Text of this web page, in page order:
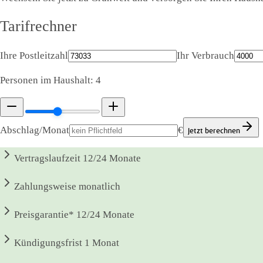
Tarifrechner
Ihre Postleitzahl Ihr Verbrauch
Personen im Haushalt: 4
Abschlag/Monat € Jetzt berechnen
Vertragslaufzeit 12/24 Monate
Zahlungsweise monatlich
Preisgarantie* 12/24 Monate
Kündigungsfrist 1 Monat